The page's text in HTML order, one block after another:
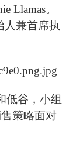
Llamas。
人兼首席执
低谷，小组
策略面对